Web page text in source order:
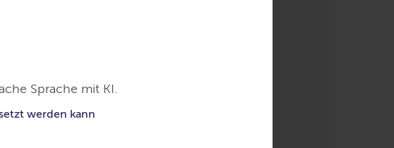
Sprache mit KI.
werden kann